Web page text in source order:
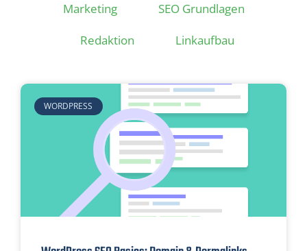
Marketing
SEO Grundlagen
Redaktion
Linkaufbau
WORDPRESS